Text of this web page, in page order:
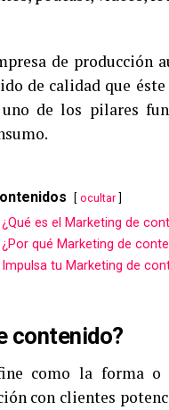
de producción
de calidad que
de los pilares
ocultar
¿Qué es el Marketing de
¿Por qué Marketing de
Impulsa tu Marketing de
contenido?
como la forma o
con clientes